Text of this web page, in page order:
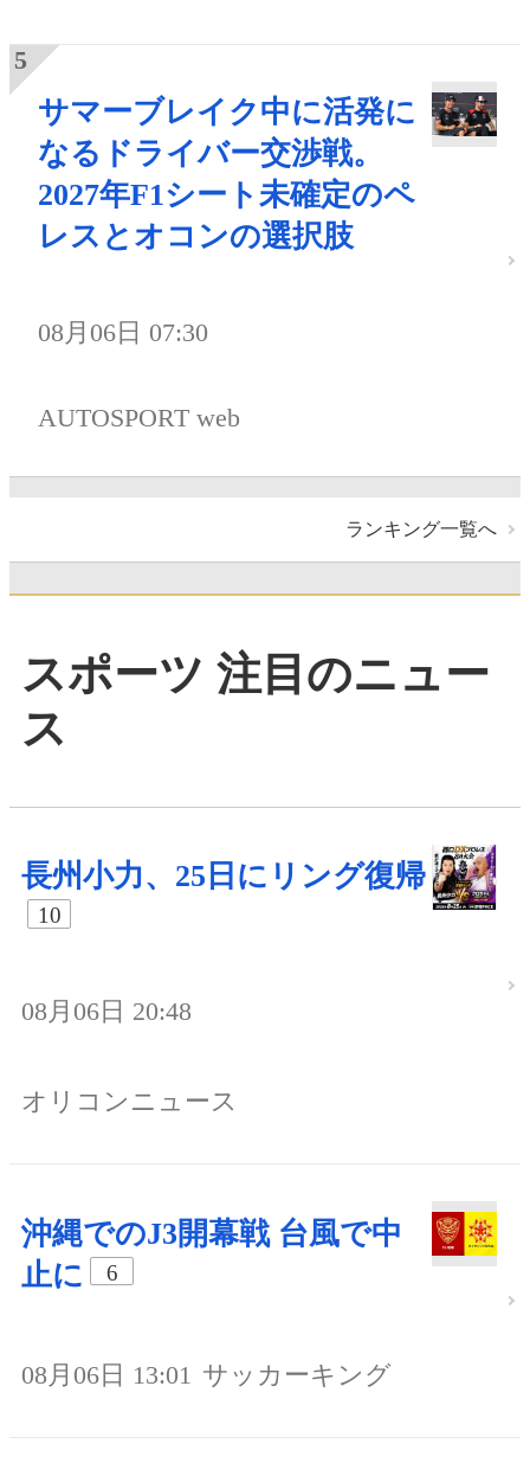
サマーブレイク中に活発に
なるドライバー交渉戦。
2027年F1シート未確定のペ
レスとオコンの選択肢
08月06日 07:30
AUTOSPORT web
ランキング一覧へ
スポーツ 注目のニュー
ス
長州小力、25日にリング復帰
10
08月06日 20:48
オリコンニュース
沖縄でのJ3開幕戦 台風で中
止に
6
08月06日 13:01 サッカーキング